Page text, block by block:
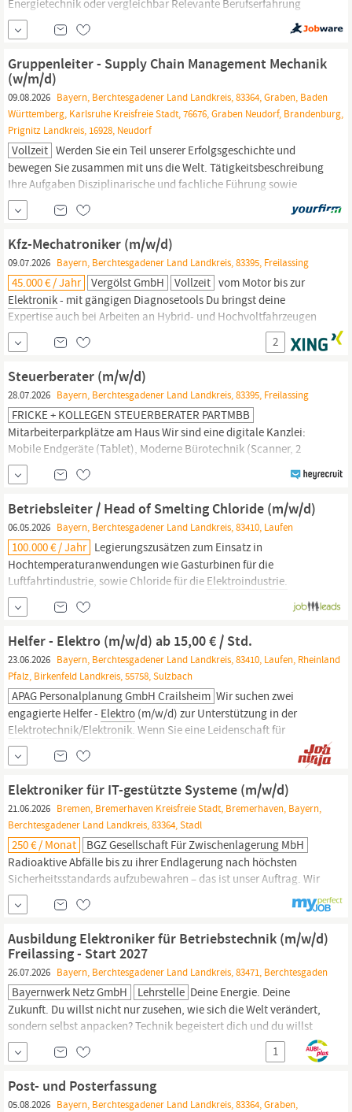
Energietechnik oder vergleichbar Relevante Berufserfahrung
wünschenswert Methodisches Vorgehen, Systemdenken und
Verantwortungsbewusstsein Teamorientiertes Arbeits- und
Betriebliche Altersvorsorge
Gruppenleiter - Supply Chain Management Mechanik
(w/m/d)
09.08.2026 Bayern, Berchtesgadener Land Landkreis, 83364, Graben, Baden
Württemberg, Karlsruhe Kreisfreie Stadt, 76676, Graben Neudorf, Brandenburg,
Prignitz Landkreis, 16928, Neudorf
Vollzeit Werden Sie ein Teil unserer Erfolgsgeschichte und
bewegen Sie zusammen mit uns die Welt. Tätigkeitsbeschreibung
Ihre Aufgaben Disziplinarische und fachliche Führung sowie
Entwicklung von 13 Mitarbeitenden Verantwortung für die
Materialdisposition und den integrierten operativen Einkauf von
elektromechanischen
Sicherstellung...
Kfz-Mechatroniker (m/w/d)
09.07.2026 Bayern, Berchtesgadener Land Landkreis, 83395, Freilassing
45.000 € / Jahr Vergölst GmbH Vollzeit vom Motor bis zur
Elektronik- mit gängigen Diagnosetools Du bringst deine
Expertise auch bei Arbeiten an Hybrid- und Hochvoltfahrzeugen
ein Du übernimmst Verantwortung für die Vorbereitung von
Haupt- und Abgasuntersuchungen und optimierst das
Fahrverhalten durch präzise Achs- und Spurvermessung Du
dokumentierst die Fahrzeugchecks im digitalen...
2
Steuerberater (m/w/d)
28.07.2026 Bayern, Berchtesgadener Land Landkreis, 83395, Freilassing
FRICKE + KOLLEGEN STEUERBERATER PARTMBB
Mitarbeiterparkplätze am Haus Wir sind eine digitale Kanzlei:
Mobile Endgeräte (Tablet), Moderne Bürotechnik (Scanner, 2
Monitore),
Elektronischer
Maß an Familienfreundlichkeit und Verständnis Viel
Wertschätzung gegenüber den Mitarbeitern und ihrer Arbeit
Regelmäßige Mitarbeitergespräche Unterstützung bei...
Betriebsleiter / Head of Smelting Chloride (m/w/d)
06.05.2026 Bayern, Berchtesgadener Land Landkreis, 83410, Laufen
100.000 € / Jahr Legierungszusätzen zum Einsatz in
Hochtemperaturanwendungen wie Gasturbinen für die
Luftfahrtindustrie, sowie Chloride für die Elektroindustrie.
TANIOBIS Smelting GmbH & Co. KG ist ein Tochterunternehmen
der TANIOBIS GmbH, die weltweit rund 700 Mitarbeiter m/w/d, an
sechs Standorten in Japan, Deutschland, USA und Thailand
beschäftigt.
Helfer - Elektro (m/w/d) ab 15,00 € / Std.
23.06.2026 Bayern, Berchtesgadener Land Landkreis, 83410, Laufen, Rheinland
Pfalz, Birkenfeld Landkreis, 55758, Sulzbach
APAG Personalplanung GmbH Crailsheim Wir suchen zwei
engagierte Helfer - Elektro (m/w/d) zur Unterstützung in der
Elektrotechnik/Elektronik. Wenn Sie eine Leidenschaft für
technische Aufgaben haben und Teil eines dynamischen Teams
werden möchten, freuen wir uns auf Ihre Bewerbung. Die Position
ist bei unserem Kunden zu besetzen und befindet sich in
Sulzbach-Laufen,...
Elektroniker für IT-gestützte Systeme (m/w/d)
21.06.2026 Bremen, Bremerhaven Kreisfreie Stadt, Bremerhaven, Bayern,
Berchtesgadener Land Landkreis, 83364, Stadl
250 € / Monat
BGZ Gesellschaft Für Zwischenlagerung MbH
Radioaktive Abfälle bis zu ihrer Endlagerung nach höchsten
Sicherheitsstandards aufzubewahren – das ist unser Auftrag. Wir
verstehen uns als Kompetenzzentrum Deutschlands für den
Umgang mit radioaktiven Abfällen und leisten einen
wesentlichen Beitrag für die nachhaltige nukleare Entsorgung in
unseremLand
Ausbildung Elektroniker für Betriebstechnik (m/w/d)
Freilassing - Start 2027
26.07.2026 Bayern, Berchtesgadener Land Landkreis, 83471, Berchtesgaden
Bayernwerk Netz GmbH Lehrstelle Deine Energie. Deine
Zukunft. Du willst nicht nur zusehen, wie sich die Welt verändert,
sondern selbst anpacken? Technik begeistert dich und du willst
einen Job mit Sinn – zum Beispiel für die Energiewende? Dann
passt du perfekt zu uns! In deiner 3,5-jährigen Ausbildung beim
für...
1
Post- und Posterfassung
05.08.2026 Bayern, Berchtesgadener Land Landkreis, 83364, Graben,